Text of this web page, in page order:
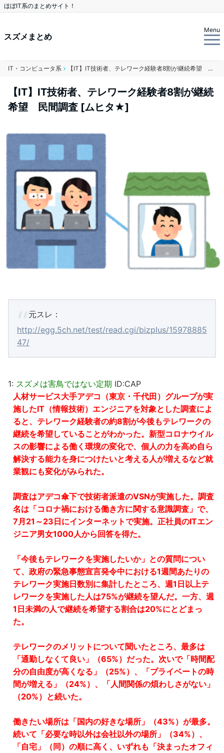
ほぼIT系のまとめサイト！
スズメまとめ
Menu
IT・コンピュータ系 【IT】IT技術者、テレワーク経験者8割が継続希望 民間調査 [ムヒタ★]
【IT】IT技術者、テレワーク経験者8割が継続
希望 民間調査 [ムヒタ★]
元スレ：
http://egg.5ch.net/test/read.cgi/bizplus/15978885
47/
1: スズメは害鳥ではない定期 ID:CAP
人材サービス大手アデコ（東京・千代田）グループが実
施したIT（情報技術）エンジニアを対象とした調査によ
ると、テレワーク経験者の約8割が今後もテレワークの
継続を希望していることがわかった。新型コロナウイル
スの影響による働く環境の変化で、個人の力を高め自ら
解決する能力を身につけたいと考える人が増えるなど就
業観にも変化がみられた。
調査はアデコ傘下で技術者派遣のVSNが実施した。調査
名は「コロナ禍における働き方に関する意識調査」で、
7月21～23日にインターネットで実施。正社員のITエン
ジニア男女1000人から回答を得た。
「今後もテレワークを実施したいか」との質問につい
て、政府の緊急事態宣言発令中における1週間あたりの
テレワーク実施日数別に集計したところ、週1日以上テ
レワークを実施した人は75%が継続を望んだ。一方、週
1日未満の人で継続を希望する割合は20%にとどまっ
た。
テレワークのメリットについて聞いたところ、最多は
「通勤しなくて良い」（65%）だった。次いで「時間配
分の自由度が高くなる」（25%）、「プライベートの時
間が増える」（24%）、「人間関係の煩わしさがない」
（20%）と続いた。
働きたい場所は「国内の好きな場所」（43%）が最多。
続いて「必要な時以外は会社以外の場所」（34%）、
「自宅」（同）の順に高く、いずれも「決まったオフィ